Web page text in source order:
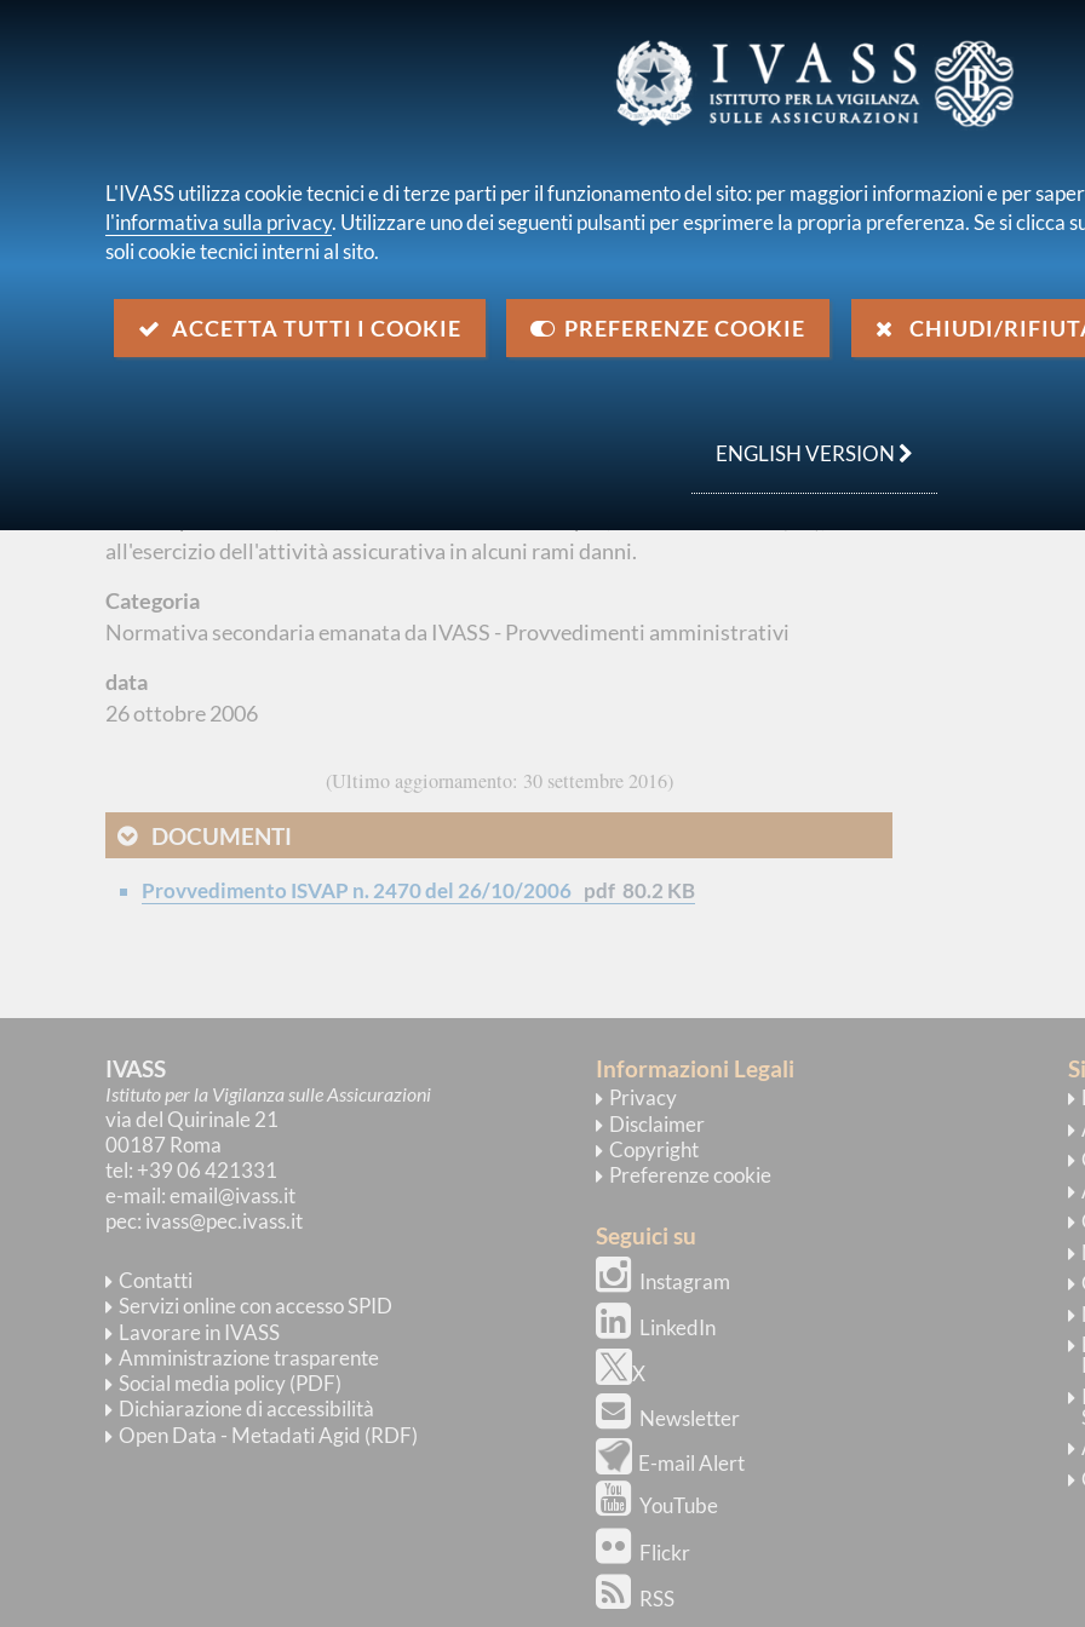
Autorizzazione di Chiara Assicurazioni Compagnia di Assicurazioni sui Danni
all'esercizio dell'attività assicurativa in alcuni rami danni.
Categoria
Normativa secondaria emanata da IVASS - Provvedimenti amministrativi
data
26 ottobre 2006
Ultimo aggiornamento 30 settembre 2016
DOCUMENTI
Provvedimento ISVAP n. 2470 del 26/10/2006 pdf 80.2 KB
IVASS
Istituto per la Vigilanza sulle Assicurazioni
via del Quirinale 21
00187 Roma
tel: +39 06 421331
e-mail:email@ivass.it
pec: ivass@pec.ivass.it
Contatti
Servizi online con accesso SPID
Lavorare in IVASS
Amministrazione trasparente
Social media policy (PDF)
Dichiarazione di accessibilità
Open Data - Metadati Agid (RDF)
Informazioni Legali
Privacy
Disclaimer
Copyright
Preferenze cookie
Seguici su
Instagram
LinkedIn
X
Newsletter
E-mail Alert
YouTube
Flickr
RSS
L'IVASS utilizza cookie tecnici e di terze parti per il funzionamento del sito: per maggiori informazioni e per
l'informativa sulla privacy. Utilizzare uno dei seguenti pulsanti per esprimere la propria preferenza. Se si clicca
soli cookie tecnici interni al sito.
ACCETTA TUTTI I COOKIE PREFERENZE COOKIE CHIUDI/
ENGLISH VERSION